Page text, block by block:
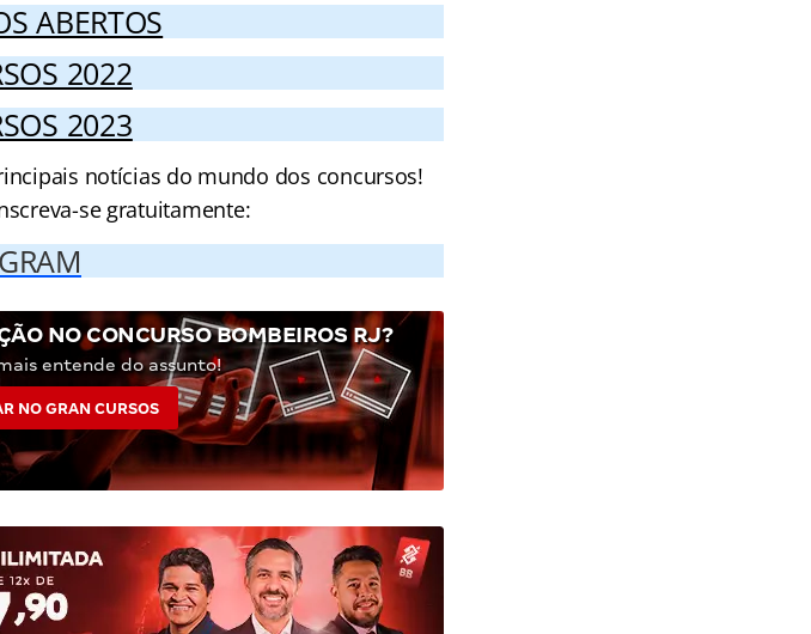
ABERTOS
2022
2023
notícias do mundo dos concursos!
se gratuitamente:
NO CONCURSO BOMBEIROS RJ?
entende do assunto!
NO GRAN CURSOS